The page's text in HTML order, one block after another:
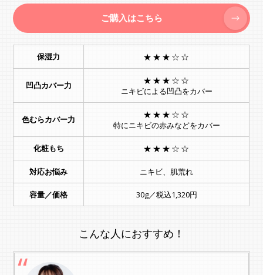
ご購入はこちら
保湿力 ★★★☆☆
凹凸カバー力 ★★★☆☆
ニキビによる凹凸をカバー
色むらカバー力 ★★★☆☆
特にニキビの赤みなどをカバー
化粧もち ★★★☆☆
対応お悩み ニキビ、肌荒れ
容量／価格 30g／税込1,320円
こんな人におすすめ！